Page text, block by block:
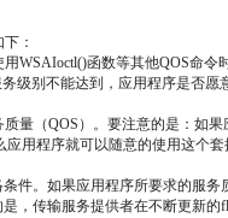
：
WSAIoctl()函数等其他QOS命
级别不能达到，应用程序是否愿
（QOS）。要注意的是：如
用程序就可以随意的使用这
。如果应用程序所要求的服
传输服务提供者在不断更新